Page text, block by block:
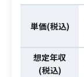
業務内容
単価(税込)
想定年収
(税込)